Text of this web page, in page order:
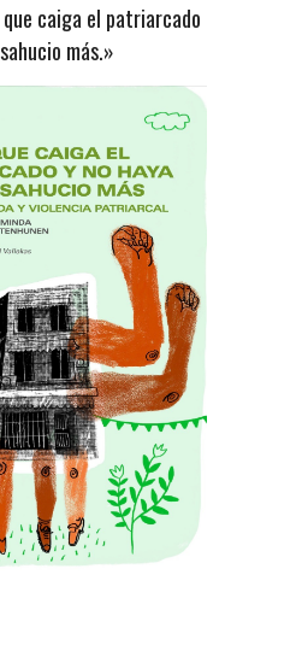
caiga el patriarcado
más.»